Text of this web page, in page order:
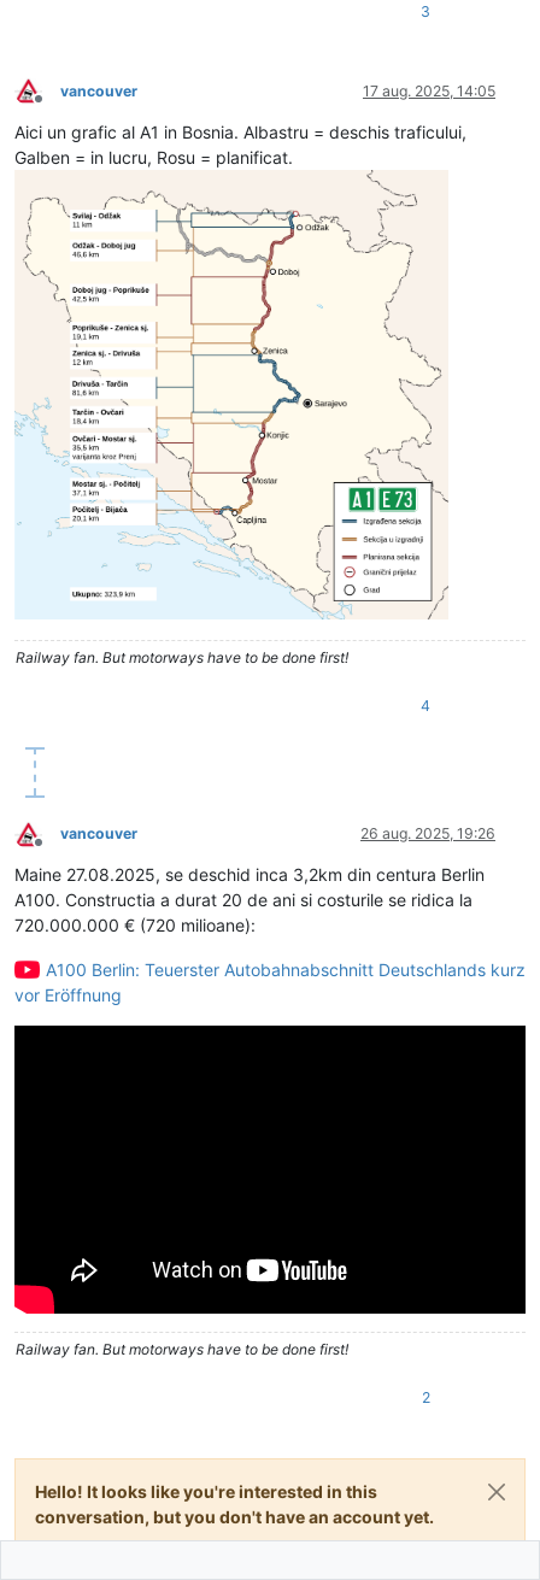
3
Deconectat
vancouver 17 aug. 2025, 14:05
Aici un grafic al A1 in Bosnia. Albastru = deschis traficului,
Galben = in lucru, Rosu = planificat.
Railway fan. But motorways have to be done first!
4
Deconectat
vancouver 26 aug. 2025, 19:26
Maine 27.08.2025, se deschid inca 3,2km din centura Berlin
A100. Constructia a durat 20 de ani si costurile se ridica la
720.000.000 € (720 milioane):
A100 Berlin: Teuerster Autobahnabschnitt Deutschlands kurz
vor Eröffnung
Railway fan. But motorways have to be done first!
2
Hello! It looks like you're interested in this
conversation, but you don't have an account yet.